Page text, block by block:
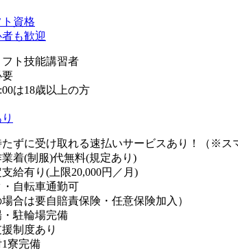
資格
も歓迎
ト技能講習者
は18歳以上の方
たずに受け取れる速払いサービスあり！（※ス
業着(制服)代無料(規定あり)
支給有り(上限20,000円／月)
・自転車通勤可
合は要自賠責保険・任意保険加入）
・駐輪場完備
制度あり
1寮完備